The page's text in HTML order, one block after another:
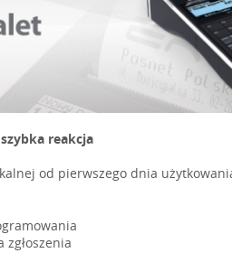
reakcja
od pierwszego dnia